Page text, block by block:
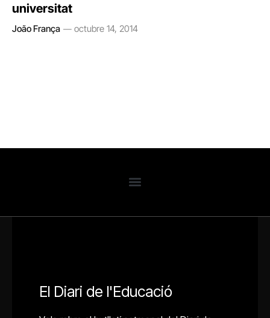
universitat
João França octubre 14, 2014